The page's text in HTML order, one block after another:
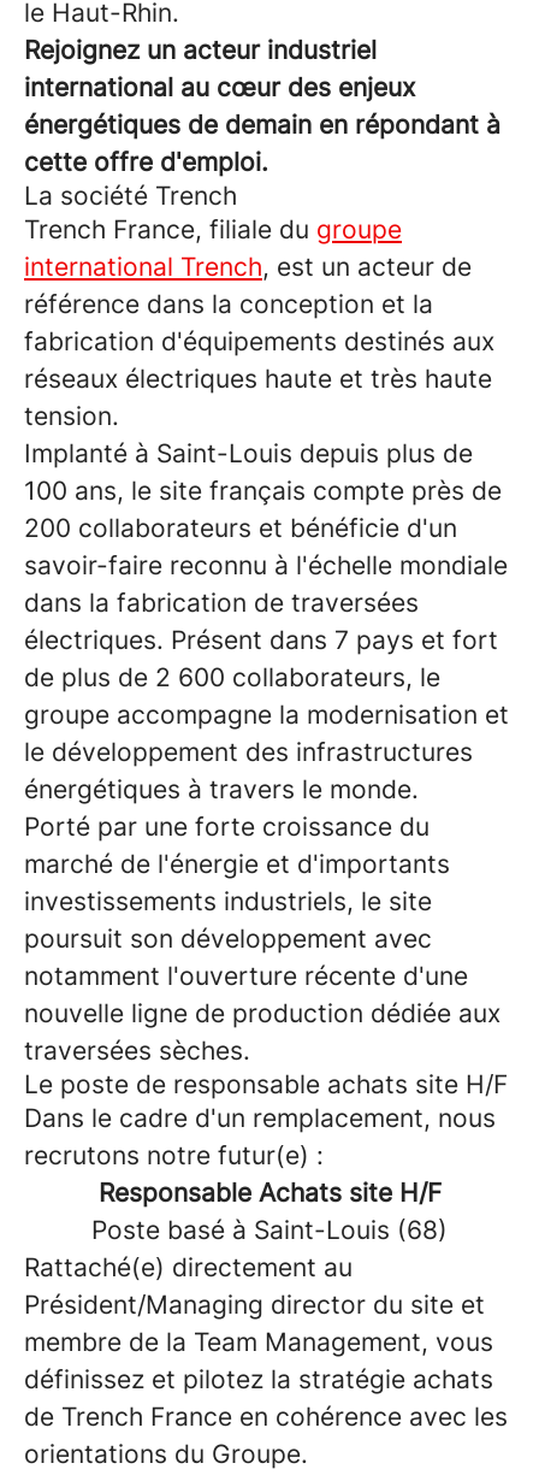
le Haut-Rhin.
Rejoignez un acteur industriel
international au cœur des enjeux
énergétiques de demain en répondant à
cette offre d'emploi.
La société Trench
Trench France, filiale du groupe
international Trench, est un acteur de
référence dans la conception et la
fabrication d'équipements destinés aux
réseaux électriques haute et très haute
tension.
Implanté à Saint-Louis depuis plus de
100 ans, le site français compte près de
200 collaborateurs et bénéficie d'un
savoir-faire reconnu à l'échelle mondiale
dans la fabrication de traversées
électriques. Présent dans 7 pays et fort
de plus de 2 600 collaborateurs, le
groupe accompagne la modernisation et
le développement des infrastructures
énergétiques à travers le monde.
Porté par une forte croissance du
marché de l'énergie et d'importants
investissements industriels, le site
poursuit son développement avec
notamment l'ouverture récente d'une
nouvelle ligne de production dédiée aux
traversées sèches.
Le poste de responsable achats site H/F
Dans le cadre d'un remplacement, nous
recrutons notre futur(e) :
Responsable Achats site H/F
Poste basé à Saint-Louis (68)
Rattaché(e) directement au
Président/Managing director du site et
membre de la Team Management, vous
définissez et pilotez la stratégie achats
de Trench France en cohérence avec les
orientations du Groupe.